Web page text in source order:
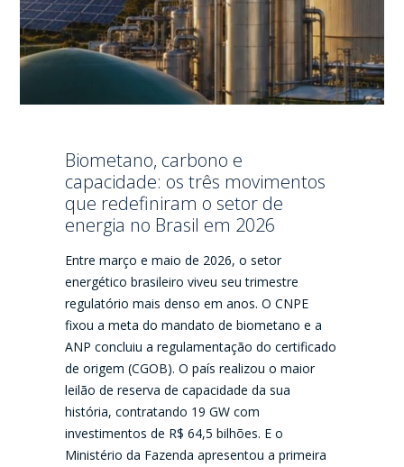
Biometano, carbono e
capacidade: os três movimentos
que redefiniram o setor de
energia no Brasil em 2026
Entre março e maio de 2026, o setor
energético brasileiro viveu seu trimestre
regulatório mais denso em anos. O CNPE
fixou a meta do mandato de biometano e a
ANP concluiu a regulamentação do certificado
de origem (CGOB). O país realizou o maior
leilão de reserva de capacidade da sua
história, contratando 19 GW com
investimentos de R$ 64,5 bilhões. E o
Ministério da Fazenda apresentou a primeira